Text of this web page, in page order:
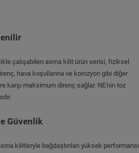
çalışabilen asma kilit ürün serisi, fiziksel
hava koşullarına ve korozyon gibi diğer
karşı maksimum direnç sağlar. NE'nin toz
Güvenlik
kilitleryle bağdaştırılan yüksek performansı